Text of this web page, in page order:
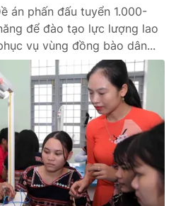
án phấn đấu tuyển 1.000-
để đào tạo lực lượng lao
vụ vùng đồng bào dân...